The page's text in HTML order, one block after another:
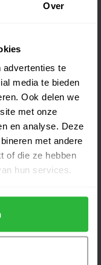
Over
advertenties te
media te bieden
Ook delen we
met onze
en analyse. Deze
met andere
of die ze hebben
hun services.
€43,50
€97,80
€77,50